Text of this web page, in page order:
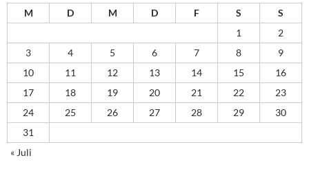
M D M D F S
S
1
2
3
4 5 6 7 8
9
10
11 12 13 14 15
16
17
18 19 20 21 22
23
24
25 26 27 28 29
30
31
« Juli